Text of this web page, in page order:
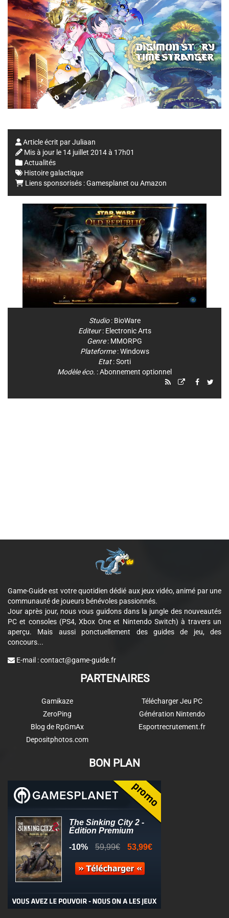
Article écrit parJuliaan
Mis à jour le 14 juillet 2014 à 17h01
Actualités
Histoire galactique
Liens sponsorisés :Gamesplanet ou Amazon
Studio: BioWare
Editeur: Electronic Arts
Genre: MMORPG
Plateforme:Windows
Etat: Sorti
Modèle éco. : Abonnement optionnel
Game-Guide est votre quotidien dédié aux jeux vidéo, animé par une
communauté de joueurs bénévoles passionnés.
Jour après jour, nous vous guidons dans la jungle des nouveautés
PC et consoles (PS4, Xbox One et Nintendo Switch) à travers un
aperçu. Mais aussi ponctuellement des guides de jeu, des
concours...
E-mail :contact@game-guide.fr
PARTENAIRES
Gamikaze
ZeroPing
Blog de RpGmAx
Depositphotos.com
Télécharger Jeu PC
Génération Nintendo
Esportrecrutement.fr
BON PLAN